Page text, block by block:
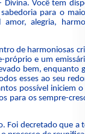
Divina. Você tem
para o
alegria,
de harmoniosas
e um
bem, enquanto
esses ao seu
possível iniciem o
para os sempre-
decretado que a